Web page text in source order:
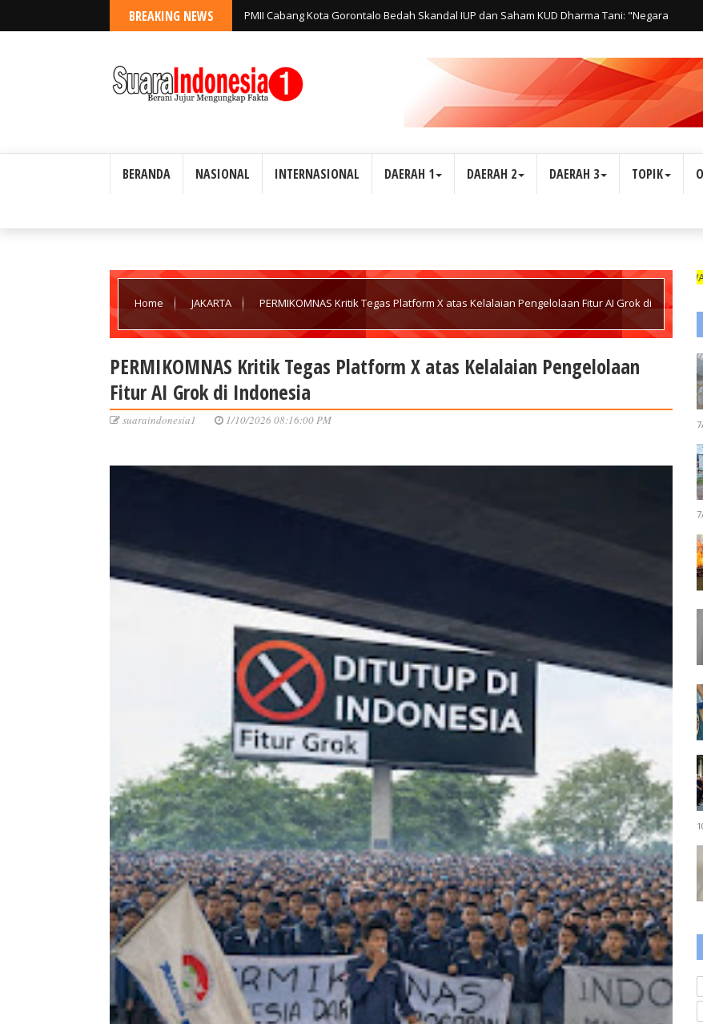
BREAKING NEWS PMII Cabang Kota Gorontalo Bedah Skandal IUP dan Saham KUD Dharma Tani: "Negara
BERANDA NASIONAL INTERNASIONAL DAERAH 1 DAERAH 2 DAERAH 3 TOPIK
Home JAKARTA PERMIKOMNAS Kritik Tegas Platform X atas Kelalaian Pengelolaan Fitur AI Grok di
PERMIKOMNAS Kritik Tegas Platform X atas Kelalaian Pengelolaan
Fitur AI Grok di Indonesia
suaraindonesia1 1/10/2026 08:16:00 PM
WARTAWAN SUARA